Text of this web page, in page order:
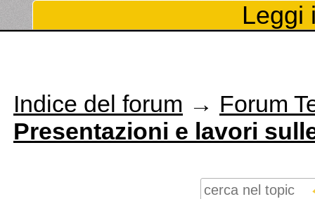
Leggi
Indice del forum → Forum
Presentazioni e lavori